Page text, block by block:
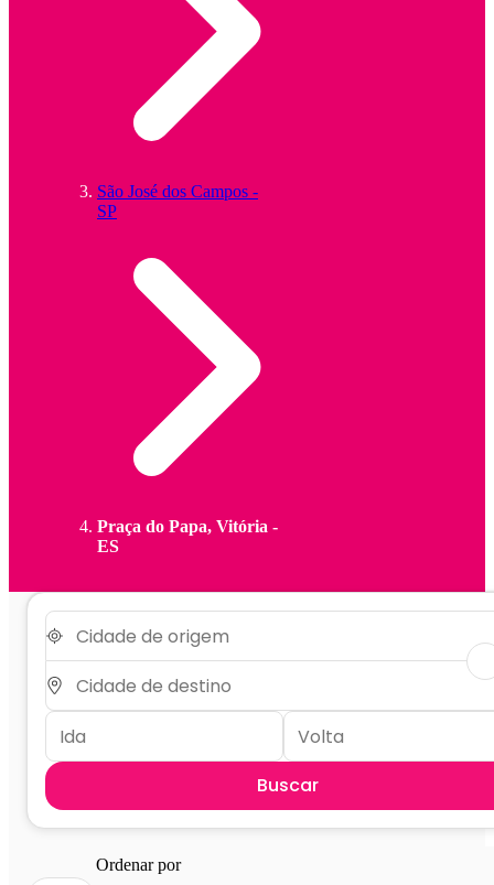
São José dos Campos -
SP
Praça do Papa, Vitória -
ES
Buscar
Ordenar por